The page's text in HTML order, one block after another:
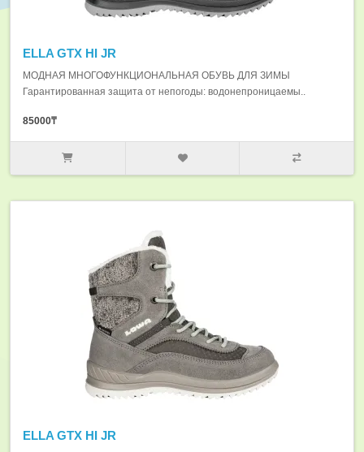
ELLA GTX HI JR
МОДНАЯ МНОГОФУНКЦИОНАЛЬНАЯ ОБУВЬ ДЛЯ ЗИМЫ
Гарантированная защита от непогоды: водонепроницаемы..
85000₸
ELLA GTX HI JR